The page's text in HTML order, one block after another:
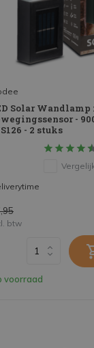
Solar Wandlamp
-
- 2 stuks
btw
voorraad